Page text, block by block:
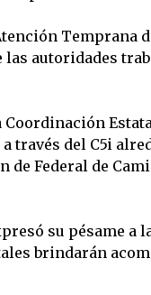
Temprana
autoridades
través del C5i
de Federal de
su pésame a
brindarán